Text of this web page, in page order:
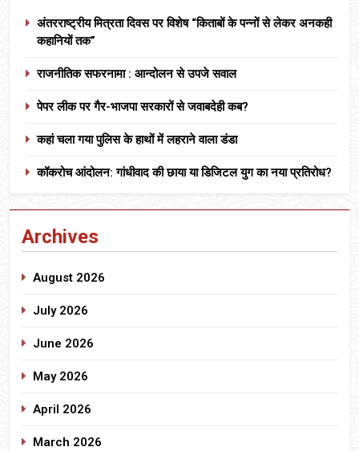
अंतरराष्ट्रीय मित्रता दिवस पर विशेष “किताबों के पन्नों से लेकर अनकही
कहानियों तक”
राजनीतिक सफरनामा : आन्दोलन से उपजे सवाल
पेपर लीक पर गैर-भाजपा सरकारों से जवाबदेही कब?
कहां चला गया पुलिस के हाथों में लहराने वाला डंडा
कॉकरोच आंदोलन: गांधीवाद की छाया या डिजिटल युग का नया प्रतिरोध?
Archives
August 2026
July 2026
June 2026
May 2026
April 2026
March 2026